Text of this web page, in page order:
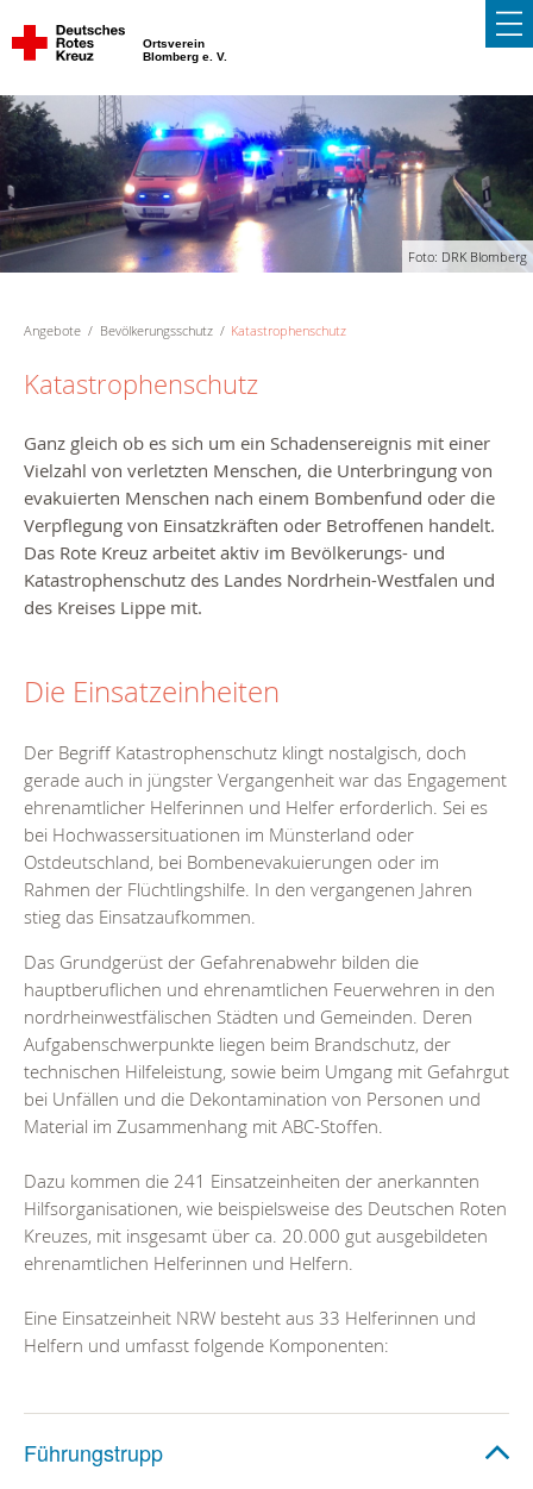
Ortsverein
Blomberg e. V.
Foto: DRK Blomberg
Angebote Bevölkerungsschutz Katastrophenschutz
Katastrophenschutz
Ganz gleich ob es sich um ein Schadensereignis mit einer
Vielzahl von verletzten Menschen, die Unterbringung von
evakuierten Menschen nach einem Bombenfund oder die
Verpflegung von Einsatzkräften oder Betroffenen handelt.
Das Rote Kreuz arbeitet aktiv im Bevölkerungs- und
Katastrophenschutz des Landes Nordrhein-Westfalen und
des Kreises Lippe mit.
Die Einsatzeinheiten
Der Begriff Katastrophenschutz klingt nostalgisch, doch
gerade auch in jüngster Vergangenheit war das Engagement
ehrenamtlicher Helferinnen und Helfer erforderlich. Sei es
bei Hochwassersituationen im Münsterland oder
Ostdeutschland, bei Bombenevakuierungen oder im
Rahmen der Flüchtlingshilfe. In den vergangenen Jahren
stieg das Einsatzaufkommen.
Das Grundgerüst der Gefahrenabwehr bilden die
hauptberuflichen und ehrenamtlichen Feuerwehren in den
nordrheinwestfälischen Städten und Gemeinden. Deren
Aufgabenschwerpunkte liegen beim Brandschutz, der
technischen Hilfeleistung, sowie beim Umgang mit Gefahrgut
bei Unfällen und die Dekontamination von Personen und
Material im Zusammenhang mit ABC-Stoffen.
Dazu kommen die 241 Einsatzeinheiten der anerkannten
Hilfsorganisationen, wie beispielsweise des Deutschen Roten
Kreuzes, mit insgesamt über ca. 20.000 gut ausgebildeten
ehrenamtlichen Helferinnen und Helfern.
Eine Einsatzeinheit NRW besteht aus 33 Helferinnen und
Helfern und umfasst folgende Komponenten:
Führungstrupp